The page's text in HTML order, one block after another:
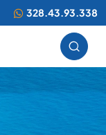
328.43.93.338